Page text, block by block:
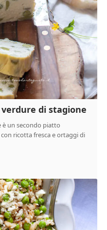
di stagione
un secondo piatto
ricotta fresca e ortaggi di